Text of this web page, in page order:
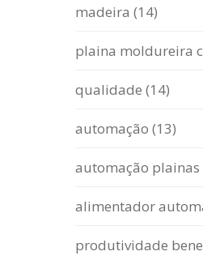
madeira (14)
plaina moldureira
qualidade (14)
automação (13)
automação plainas
alimentador
produtividade